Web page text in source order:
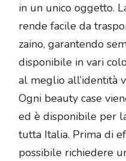
in un unico oggetto.
rende facile da
zaino, garantendo
disponibile in vari
al meglio all’identità
Ogni beauty case
ed è disponibile per
tutta Italia. Prima di
possibile richiedere